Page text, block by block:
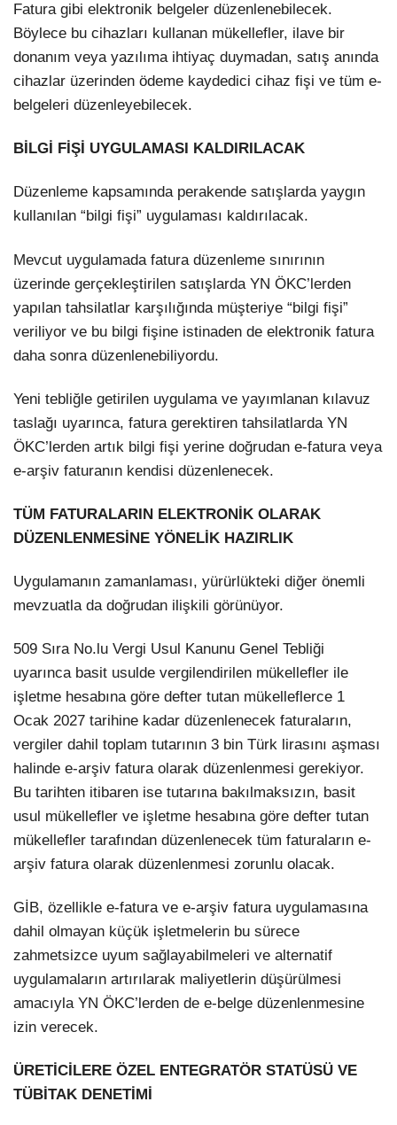
Fatura gibi elektronik belgeler düzenlenebilecek.
Böylece bu cihazları kullanan mükellefler, ilave bir
donanım veya yazılıma ihtiyaç duymadan, satış anında
cihazlar üzerinden ödeme kaydedici cihaz fişi ve tüm e-
belgeleri düzenleyebilecek.
BİLGİ FİŞİ UYGULAMASI KALDIRILACAK
Düzenleme kapsamında perakende satışlarda yaygın
kullanılan “bilgi fişi” uygulaması kaldırılacak.
Mevcut uygulamada fatura düzenleme sınırının
üzerinde gerçekleştirilen satışlarda YN ÖKC’lerden
yapılan tahsilatlar karşılığında müşteriye “bilgi fişi”
veriliyor ve bu bilgi fişine istinaden de elektronik fatura
daha sonra düzenlenebiliyordu.
Yeni tebliğle getirilen uygulama ve yayımlanan kılavuz
taslağı uyarınca, fatura gerektiren tahsilatlarda YN
ÖKC’lerden artık bilgi fişi yerine doğrudan e-fatura veya
e-arşiv faturanın kendisi düzenlenecek.
TÜM FATURALARIN ELEKTRONİK OLARAK
DÜZENLENMESİNE YÖNELİK HAZIRLIK
Uygulamanın zamanlaması, yürürlükteki diğer önemli
mevzuatla da doğrudan ilişkili görünüyor.
509 Sıra No.lu Vergi Usul Kanunu Genel Tebliği
uyarınca basit usulde vergilendirilen mükellefler ile
işletme hesabına göre defter tutan mükelleflerce 1
Ocak 2027 tarihine kadar düzenlenecek faturaların,
vergiler dahil toplam tutarının 3 bin Türk lirasını aşması
halinde e-arşiv fatura olarak düzenlenmesi gerekiyor.
Bu tarihten itibaren ise tutarına bakılmaksızın, basit
usul mükellefler ve işletme hesabına göre defter tutan
mükellefler tarafından düzenlenecek tüm faturaların e-
arşiv fatura olarak düzenlenmesi zorunlu olacak.
GİB, özellikle e-fatura ve e-arşiv fatura uygulamasına
dahil olmayan küçük işletmelerin bu sürece
zahmetsizce uyum sağlayabilmeleri ve alternatif
uygulamaların artırılarak maliyetlerin düşürülmesi
amacıyla YN ÖKC’lerden de e-belge düzenlenmesine
izin verecek.
ÜRETİCİLERE ÖZEL ENTEGRATÖR STATÜSÜ VE
TÜBİTAK DENETİMİ